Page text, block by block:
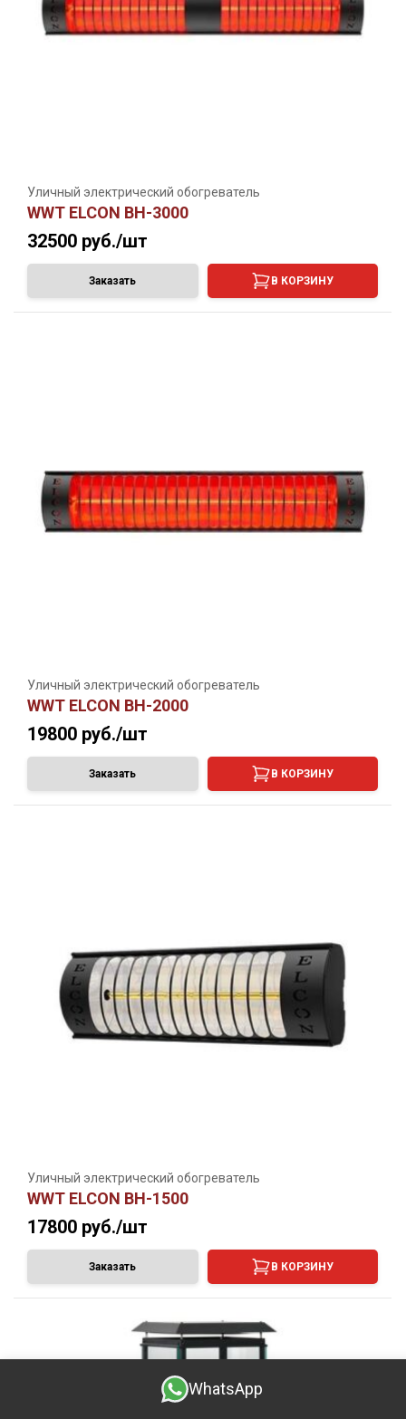
Уличный электрический обогреватель
WWT ELCON BH-3000
32500 руб./шт
Заказать В КОРЗИНУ
Уличный электрический обогреватель
WWT ELCON BH-2000
19800 руб./шт
Заказать В КОРЗИНУ
Уличный электрический обогреватель
WWT ELCON BH-1500
17800 руб./шт
Заказать В КОРЗИНУ
WhatsApp